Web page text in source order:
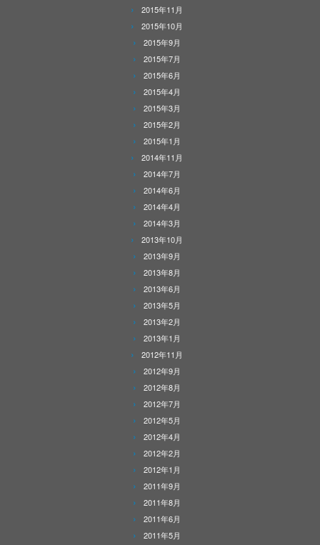
2015年11月
2015年10月
2015年9月
2015年7月
2015年6月
2015年4月
2015年3月
2015年2月
2015年1月
2014年11月
2014年7月
2014年6月
2014年4月
2014年3月
2013年10月
2013年9月
2013年8月
2013年6月
2013年5月
2013年2月
2013年1月
2012年11月
2012年9月
2012年8月
2012年7月
2012年5月
2012年4月
2012年2月
2012年1月
2011年9月
2011年8月
2011年6月
2011年5月